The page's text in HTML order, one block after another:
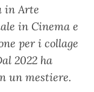
in Arte
in Cinema e
per i collage
2022 ha
un mestiere.